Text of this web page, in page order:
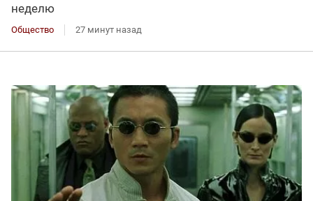
неделю
Общество 27 минут назад